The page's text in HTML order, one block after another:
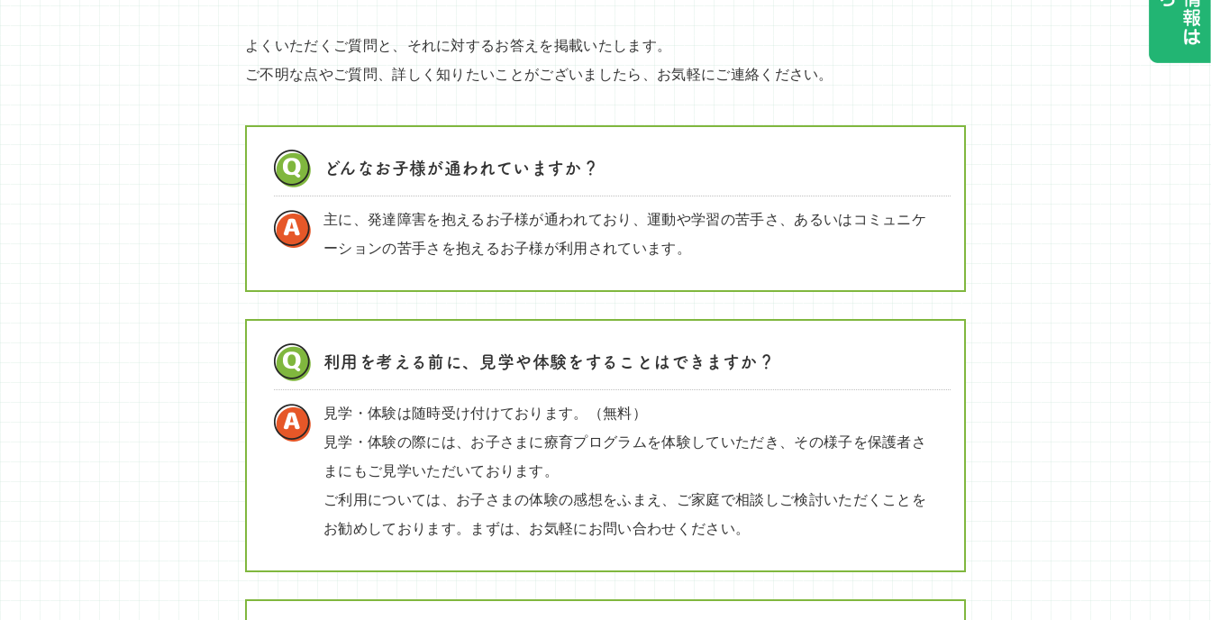
よくいただくご質問と、それに対するお答えを掲載いたします。
ご不明な点やご質問、詳しく知りたいことがございましたら、お気軽にご連絡ください。
どんなお子様が通われていますか？
主に、発達障害を抱えるお子様が通われており、運動や学習の苦手さ、あるいはコミュニケ
ーションの苦手さを抱えるお子様が利用されています。
利用を考える前に、見学や体験をすることはできますか？
見学・体験は随時受け付けております。（無料）
見学・体験の際には、お子さまに療育プログラムを体験していただき、その様子を保護者さ
まにもご見学いただいております。
ご利用については、お子さまの体験の感想をふまえ、ご家庭で相談しご検討いただくことを
お勧めしております。まずは、お気軽にお問い合わせください。